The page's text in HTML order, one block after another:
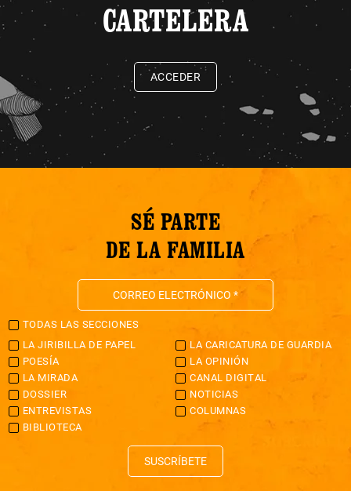
CARTELERA
ACCEDER
SÉ PARTE
DE LA FAMILIA
TODAS LAS SECCIONES
LA JIRIBILLA DE PAPEL
LA CARICATURA DE GUARDIA
POESÍA
LA OPINIÓN
LA MIRADA
CANAL DIGITAL
DOSSIER
NOTICIAS
ENTREVISTAS
COLUMNAS
BIBLIOTECA
SUSCRÍBETE